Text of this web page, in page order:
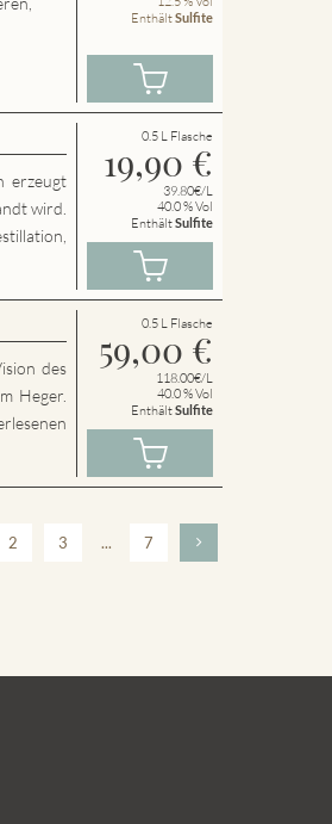
EnthältSulfite
erzeugt
wird.
0.5 L Flasche
19,90 €
39.80€/L
40.0 % Vol
EnthältSulfite
des
Heger.
0.5 L Flasche
59,00 €
118.00€/L
40.0 % Vol
EnthältSulfite
2 3 ... 7